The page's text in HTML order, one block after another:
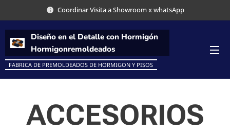
Coordinar Visita a Showroom x whatsApp
Diseño en el Detalle con Hormigón
Hormigonremoldeados
FABRICA DE PREMOLDEADOS DE HORMIGON Y PISOS
ACCESORIOS